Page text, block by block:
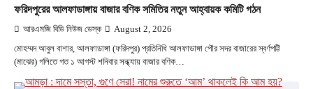
ফরিদপুরের আলফাডাঙ্গায় বাজার বণিক সমিতির নতুন আহ্বায়ক কমিটি গঠন
আরএমজি বিডি নিউজ ডেস্ক August 2, 2026
মোহম্মদ আবুল বাশার, আলফাডাঙ্গা (ফরিদপুর) প্রতিনিধি আলফাডাঙ্গা পৌর সদর বাজারের স্বর্ণপট্টি
(মাঝের) গলিতে গত ১ আগস্ট শনিবার সন্ধ্যায় বাজার বণিক…